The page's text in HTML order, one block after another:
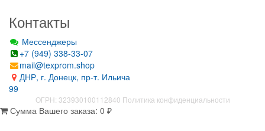
Контакты
Мессенджеры
+7 (949) 338-33-07
mail@texprom.shop
ДНР, г. Донецк, пр-т. Ильича
99
ОГРН: 323930100112840 Политика конфиденциальности
Сумма Вашего заказа: 0 ₽